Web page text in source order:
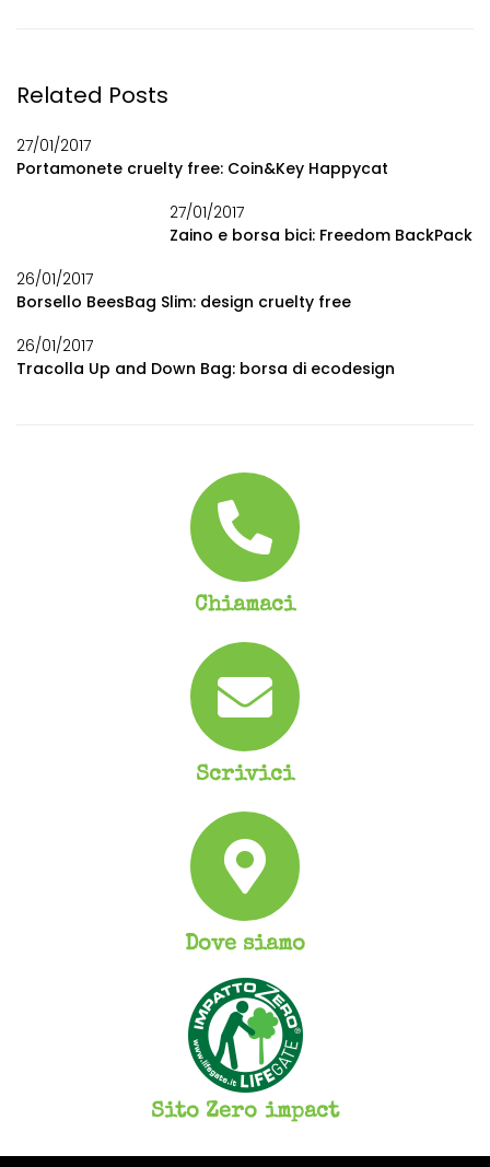
Related Posts
27/01/2017
Portamonete cruelty free: Coin&Key Happycat
27/01/2017
Zaino e borsa bici: Freedom BackPack
26/01/2017
Borsello BeesBag Slim: design cruelty free
26/01/2017
Tracolla Up and Down Bag: borsa di ecodesign
Chiamaci
Scrivici
Dove siamo
Sito Zero impact